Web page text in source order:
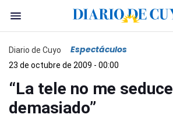
Diario de Cuyo Espectáculos
23 de octubre de 2009 - 00:00
“La tele no me seduce
demasiado”